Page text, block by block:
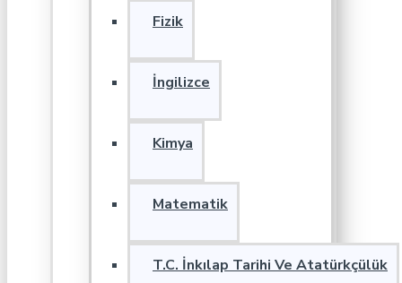
Fizik
İngilizce
Kimya
Matematik
T.C. İnkılap Tarihi Ve Atatürkçülük